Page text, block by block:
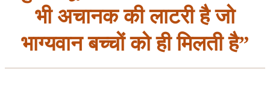
भी अचानक की लाटरी है जो
भाग्यवान बच्चों को ही मिलती है”